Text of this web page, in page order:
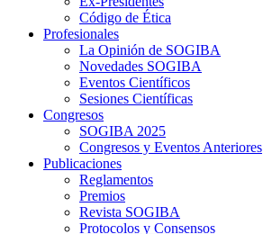
Código de Ética
Profesionales
La Opinión de SOGIBA
Novedades SOGIBA
Eventos Científicos
Sesiones Científicas
Congresos
SOGIBA 2025
Congresos y Eventos Anteriores
Publicaciones
Reglamentos
Premios
Revista SOGIBA
Protocolos y Consensos